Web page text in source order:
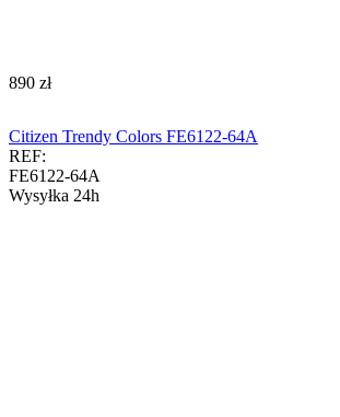
‍890‍ zł
Citizen Trendy Colors FE6122-64A
REF:
FE6122-64A
Wysyłka 24h